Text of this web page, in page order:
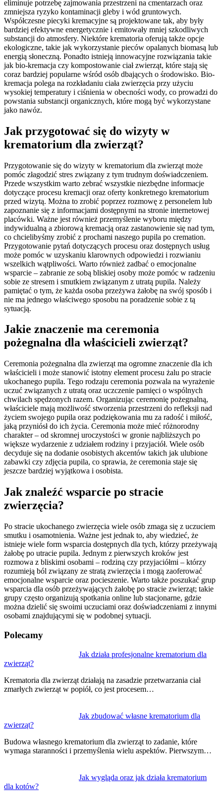
eliminuje potrzebę zajmowania przestrzeni na cmentarzach oraz
zmniejsza ryzyko kontaminacji gleby i wód gruntowych.
Współczesne piecyki kremacyjne są projektowane tak, aby były
bardziej efektywne energetycznie i emitowały mniej szkodliwych
substancji do atmosfery. Niektóre krematoria oferują także opcje
ekologiczne, takie jak wykorzystanie pieców opalanych biomasą lub
energią słoneczną. Ponadto istnieją innowacyjne rozwiązania takie
jak bio-kremacja czy kompostowanie ciał zwierząt, które stają się
coraz bardziej popularne wśród osób dbających o środowisko. Bio-
kremacja polega na rozkładaniu ciała zwierzęcia przy użyciu
wysokiej temperatury i ciśnienia w obecności wody, co prowadzi do
powstania substancji organicznych, które mogą być wykorzystane
jako nawóz.
Jak przygotować się do wizyty w
krematorium dla zwierząt?
Przygotowanie się do wizyty w krematorium dla zwierząt może
pomóc złagodzić stres związany z tym trudnym doświadczeniem.
Przede wszystkim warto zebrać wszystkie niezbędne informacje
dotyczące procesu kremacji oraz oferty konkretnego krematorium
przed wizytą. Można to zrobić poprzez rozmowę z personelem lub
zapoznanie się z informacjami dostępnymi na stronie internetowej
placówki. Ważne jest również przemyślenie wyboru między
indywidualną a zbiorową kremacją oraz zastanowienie się nad tym,
co chcielibyśmy zrobić z prochami naszego pupila po cremation.
Przygotowanie pytań dotyczących procesu oraz dostępnych usług
może pomóc w uzyskaniu klarownych odpowiedzi i rozwianiu
wszelkich wątpliwości. Warto również zadbać o emocjonalne
wsparcie – zabranie ze sobą bliskiej osoby może pomóc w radzeniu
sobie ze stresem i smutkiem związanym z utratą pupila. Należy
pamiętać o tym, że każda osoba przeżywa żałobę na swój sposób i
nie ma jednego właściwego sposobu na poradzenie sobie z tą
sytuacją.
Jakie znaczenie ma ceremonia
pożegnalna dla właścicieli zwierząt?
Ceremonia pożegnalna dla zwierząt ma ogromne znaczenie dla ich
właścicieli i może stanowić istotny element procesu żalu po stracie
ukochanego pupila. Tego rodzaju ceremonia pozwala na wyrażenie
uczuć związanych z utratą oraz uczczenie pamięci o wspólnych
chwilach spędzonych razem. Organizując ceremonię pożegnalną,
właściciele mają możliwość stworzenia przestrzeni do refleksji nad
życiem swojego pupila oraz podziękowania mu za radość i miłość,
jaką przyniósł do ich życia. Ceremonia może mieć różnorodny
charakter – od skromnej uroczystości w gronie najbliższych po
większe wydarzenie z udziałem rodziny i przyjaciół. Wiele osób
decyduje się na dodanie osobistych akcentów takich jak ulubione
zabawki czy zdjęcia pupila, co sprawia, że ceremonia staje się
jeszcze bardziej wyjątkowa i osobista.
Jak znaleźć wsparcie po stracie
zwierzęcia?
Po stracie ukochanego zwierzęcia wiele osób zmaga się z uczuciem
smutku i osamotnienia. Ważne jest jednak to, aby wiedzieć, że
istnieje wiele form wsparcia dostępnych dla tych, którzy przeżywają
żałobę po utracie pupila. Jednym z pierwszych kroków jest
rozmowa z bliskimi osobami – rodziną czy przyjaciółmi – którzy
rozumieją ból związany ze stratą zwierzęcia i mogą zaoferować
emocjonalne wsparcie oraz pocieszenie. Warto także poszukać grup
wsparcia dla osób przeżywających żałobę po stracie zwierząt; takie
grupy często organizują spotkania online lub stacjonarne, gdzie
można dzielić się swoimi uczuciami oraz doświadczeniami z innymi
osobami znajdującymi się w podobnej sytuacji.
Polecamy
Jak działa profesjonalne krematorium dla
zwierząt?
Krematoria dla zwierząt działają na zasadzie przetwarzania ciał
zmarłych zwierząt w popiół, co jest procesem…
Jak zbudować własne krematorium dla
zwierząt?
Budowa własnego krematorium dla zwierząt to zadanie, które
wymaga staranności i przemyślenia wielu aspektów. Pierwszym…
Jak wygląda oraz jak działa krematorium
dla kotów?
wpisu